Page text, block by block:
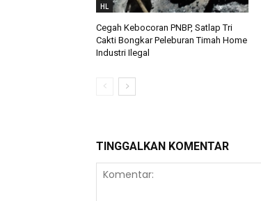
HL
Cegah Kebocoran PNBP, Satlap Tri
Cakti Bongkar Peleburan Timah Home
Industri Ilegal
TINGGALKAN KOMENTAR